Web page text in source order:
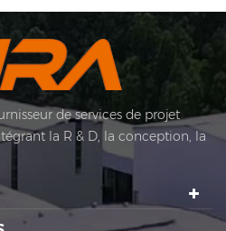
de services de projet
la R & D, la conception, la
et après-vente. Kira's
d'amusement Design et
et conception, projets de
de vote de nuit pittoresques,